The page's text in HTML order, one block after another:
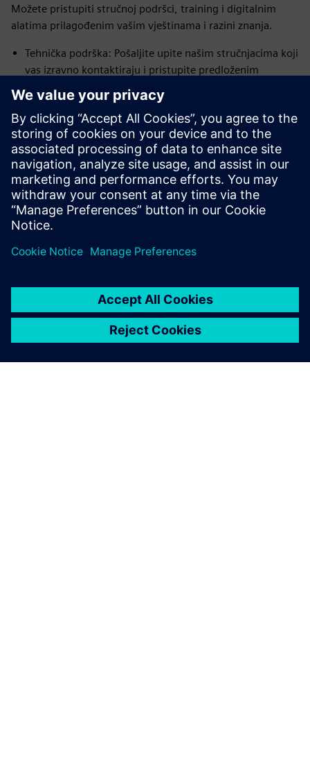
Možete pristupiti stručnoj podršci, training i digitalnim
alatima prilagođenim vašim vještinama i razini znanja.
Tehnička podrška: Pošaljite upite našim stručnjacima koji
vas izravno kontaktiraju i pristupite predloženim
rješenjima putem SiePortala.
naučili kako dizajnirati simulacije i stekli praktično
iskustvo.
Usluge digitalnih poduzeća: Poboljšajte dugoročnu
dostupnost i produktivnost sustava uz naš asortiman
usluga i proizvoda koji podržavaju stručnjaci.